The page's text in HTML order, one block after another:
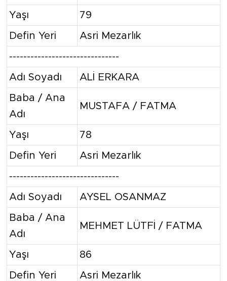
Yaşı 79
Defin Yeri Asri Mezarlık
-------------------------------
Adı Soyadı ALİ ERKARA
Baba / Ana
Adı
MUSTAFA / FATMA
Yaşı 78
Defin Yeri Asri Mezarlık
-------------------------------
Adı Soyadı AYSEL OSANMAZ
Baba / Ana
Adı
MEHMET LÜTFİ / FATMA
Yaşı 86
Defin Yeri Asri Mezarlık